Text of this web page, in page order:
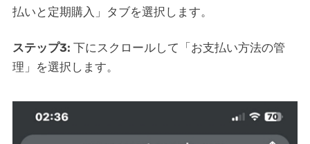
払いと定期購入」タブを選択します。
ステップ3: 下にスクロールして「お支払い方法の管
理」を選択します。